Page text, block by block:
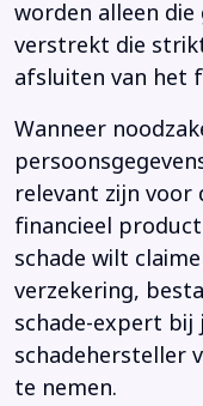
worden alleen die
verstrekt die
afsluiten van het
Wanneer
relevant zijn voor
financieel
schade wilt
verzekering,
schade-expert
schadehersteller
te nemen.